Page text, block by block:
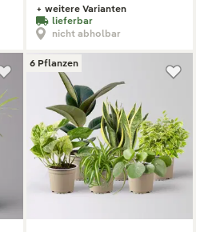
+ weitere Varianten
lieferbar
nicht abholbar
6 Pflanzen